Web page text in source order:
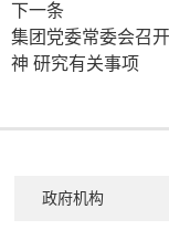
下一条
集团党委常委会召
神 研究有关事项